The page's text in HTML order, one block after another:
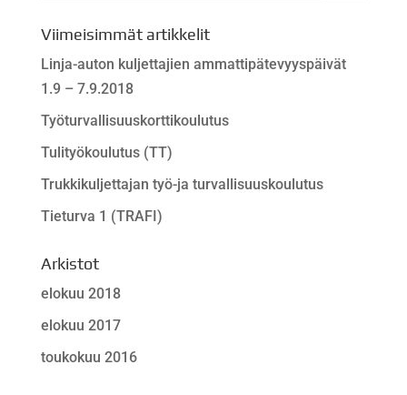
Viimeisimmät artikkelit
Linja-auton kuljettajien ammattipätevyyspäivät
1.9 – 7.9.2018
Työturvallisuuskorttikoulutus
Tulityökoulutus (TT)
Trukkikuljettajan työ-ja turvallisuuskoulutus
Tieturva 1 (TRAFI)
Arkistot
elokuu 2018
elokuu 2017
toukokuu 2016